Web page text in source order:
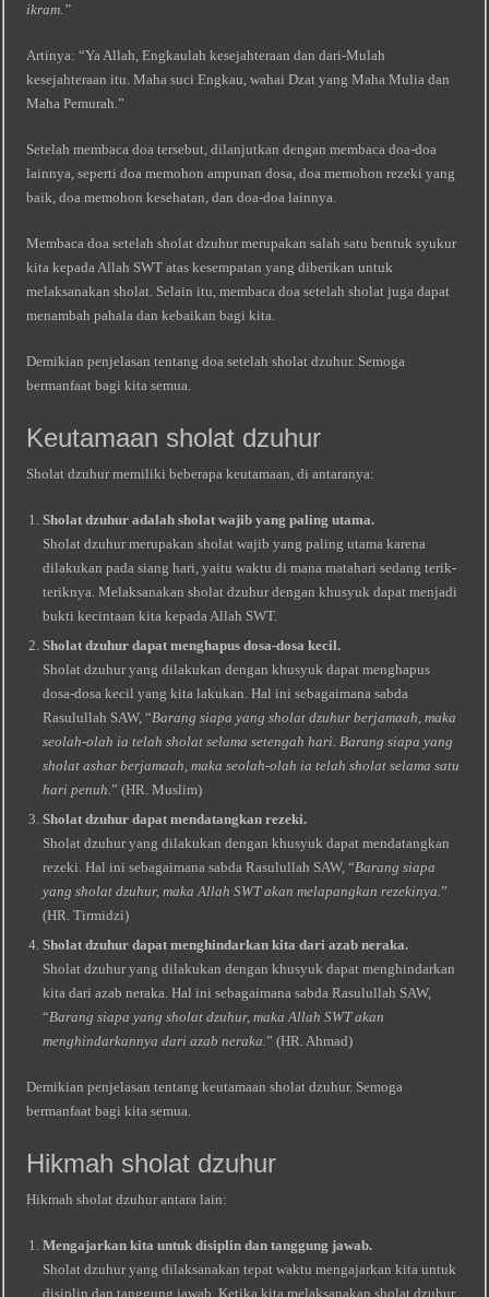
ikram.”
Artinya: “Ya Allah, Engkaulah kesejahteraan dan dari-Mulah
kesejahteraan itu. Maha suci Engkau, wahai Dzat yang Maha Mulia dan
Maha Pemurah.”
Setelah membaca doa tersebut, dilanjutkan dengan membaca doa-doa
lainnya, seperti doa memohon ampunan dosa, doa memohon rezeki yang
baik, doa memohon kesehatan, dan doa-doa lainnya.
Membaca doa setelah sholat dzuhur merupakan salah satu bentuk syukur
kita kepada Allah SWT atas kesempatan yang diberikan untuk
melaksanakan sholat. Selain itu, membaca doa setelah sholat juga dapat
menambah pahala dan kebaikan bagi kita.
Demikian penjelasan tentang doa setelah sholat dzuhur. Semoga
bermanfaat bagi kita semua.
Keutamaan sholat dzuhur
Sholat dzuhur memiliki beberapa keutamaan, di antaranya:
Sholat dzuhur adalah sholat wajib yang paling utama.
Sholat dzuhur merupakan sholat wajib yang paling utama karena
dilakukan pada siang hari, yaitu waktu di mana matahari sedang terik-
teriknya. Melaksanakan sholat dzuhur dengan khusyuk dapat menjadi
bukti kecintaan kita kepada Allah SWT.
Sholat dzuhur dapat menghapus dosa-dosa kecil.
Sholat dzuhur yang dilakukan dengan khusyuk dapat menghapus
dosa-dosa kecil yang kita lakukan. Hal ini sebagaimana sabda
Rasulullah SAW, “Barang siapa yang sholat dzuhur berjamaah, maka
seolah-olah ia telah sholat selama setengah hari. Barang siapa yang
sholat ashar berjamaah, maka seolah-olah ia telah sholat selama satu
hari penuh.” (HR. Muslim)
Sholat dzuhur dapat mendatangkan rezeki.
Sholat dzuhur yang dilakukan dengan khusyuk dapat mendatangkan
rezeki. Hal ini sebagaimana sabda Rasulullah SAW, “Barang siapa
yang sholat dzuhur, maka Allah SWT akan melapangkan rezekinya.”
(HR. Tirmidzi)
Sholat dzuhur dapat menghindarkan kita dari azab neraka.
Sholat dzuhur yang dilakukan dengan khusyuk dapat menghindarkan
kita dari azab neraka. Hal ini sebagaimana sabda Rasulullah SAW,
“Barang siapa yang sholat dzuhur, maka Allah SWT akan
menghindarkannya dari azab neraka.” (HR. Ahmad)
Demikian penjelasan tentang keutamaan sholat dzuhur. Semoga
bermanfaat bagi kita semua.
Hikmah sholat dzuhur
Hikmah sholat dzuhur antara lain:
Mengajarkan kita untuk disiplin dan tanggung jawab.
Sholat dzuhur yang dilaksanakan tepat waktu mengajarkan kita untuk
disiplin dan tanggung jawab. Ketika kita melaksanakan sholat dzuhur